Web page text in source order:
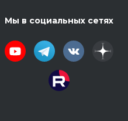
Мы в социальных сетях